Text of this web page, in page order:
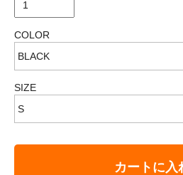
COLOR
SIZE
カートに入